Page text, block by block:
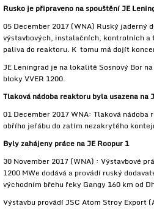
Rusko je připraveno na spouštění JE
05 December 2017 (WNA) Ruský jaderný
výstavbových, instalačních, kontrolních a
paliva do reaktoru. K tomu má dojít
JE Leningrad je na lokalitě Sosnový Bor
bloky VVER 1200.
Tlaková nádoba reaktoru byla usazena
01 December 2017 WNA: Tlaková
obřího jeřábu do zatím nezakrytého
Byly zahájeny práce na JE Roopur 1
30 November 2017 (WNA) : Výstavbové
1200 MWe dodává a provádí ruský
východním břehu řeky Gangy 160 km od
Výstavbu provádí JSC Atom Stroy Export